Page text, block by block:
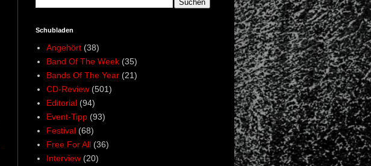
Schubladen
Angehört (38)
Band Of The Week (35)
Bands Of The Year (21)
CD-Review (501)
Editorial (94)
Event-Tipp (93)
Festival (68)
Free For All (36)
Interview (20)